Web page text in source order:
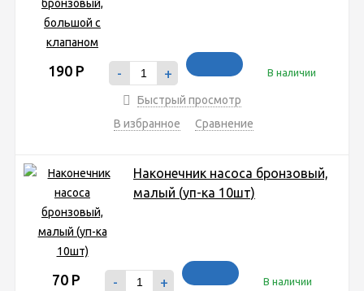
190 Р - + В наличии
Быстрый просмотр
В избранное
Сравнение
Наконечник насоса бронзовый,
малый (уп-ка 10шт)
70 Р - + В наличии